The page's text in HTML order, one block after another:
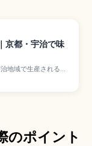
京都・宇治で味
地域で生産される日
寒暖差が育む豊かな
1191年に栄西禅師が
のポイント